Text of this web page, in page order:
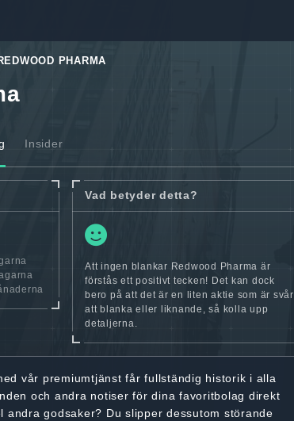
PHARMA
Insider
Vad betyder detta?
Att ingen blankar Redwood Pharma är
förstås ett positivt tecken! Det kan dock
bero på att det är en liten aktie som är svår
att blanka eller liknande, så kolla upp
detaljerna.
vår premiumtjänst fårfullständig historik i alla
och andra notiser för dina favoritbolag direkt
andra godsaker? Du slipper dessutom störande